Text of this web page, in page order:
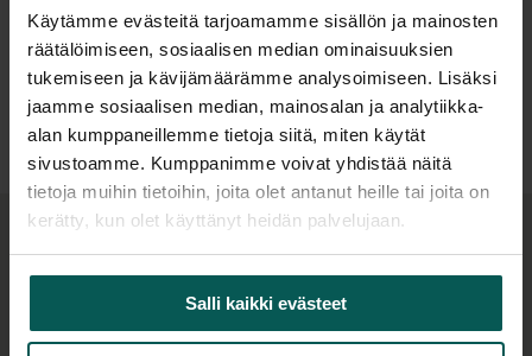
Käytämme evästeitä tarjoamamme sisällön ja mainosten
räätälöimiseen, sosiaalisen median ominaisuuksien
tukemiseen ja kävijämäärämme analysoimiseen. Lisäksi
jaamme sosiaalisen median, mainosalan ja analytiikka-
alan kumppaneillemme tietoja siitä, miten käytät
sivustoamme. Kumppanimme voivat yhdistää näitä
tietoja muihin tietoihin, joita olet antanut heille tai joita on
kerätty, kun olet käyttänyt heidän palvelujaan.
Salli kaikki evästeet
vievät vain vähän tilaa, sillä ne pystyy latomaan
limittäin tiiviisti.
FLIP-TOP II taittopöytää on saatavana yhdeksässä
eri koossa. Pöydän korkeus on 73,5 cm. FLIP-TOP
taittopöydän pöytälevy on kestävää
matalapainelaminaattia ja sitä on saatavana
useassa eri värissä. Jalkojen värinä valkoinen,
musta, tummanharmaa tai hopeanharmaa.
Lisävarusteena saatavana kiinnikkeet, joilla pystyy
Lisätiedot
Tuotteen lisätuotteet